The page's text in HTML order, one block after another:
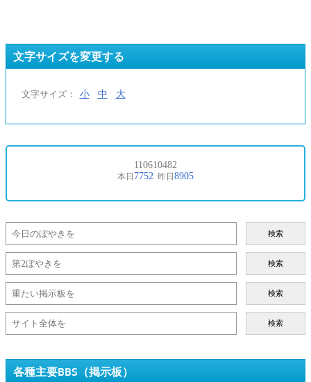
文字サイズを変更する
文字サイズ： 小 中 大
検索
検索
検索
検索
各種主要BBS（掲示板）